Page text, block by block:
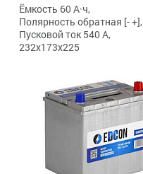
Ёмкость 60 А·ч,
Полярность обратная [- +],
Пусковой ток 540 А,
232x173x225